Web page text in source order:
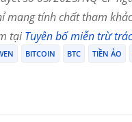
mang tính chất tham
tạiTuyên bố miễn trừ
BITCOIN BTC TIỀN ẢO